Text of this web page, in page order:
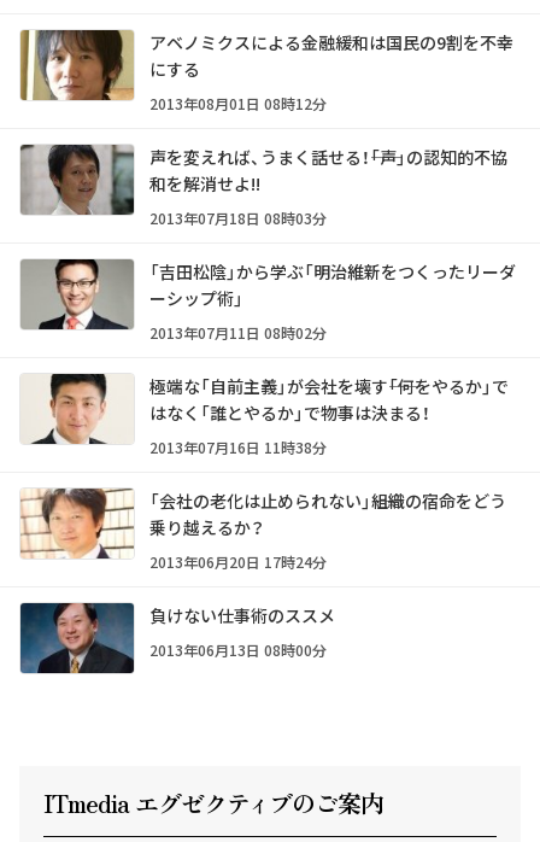
アベノミクスによる金融緩和は国民の9割を不幸
にする
2013年08月01日 08時12分
声を変えれば、うまく話せる！――「声」の認知的不協
和を解消せよ!!
2013年07月18日 08時03分
「吉田松陰」から学ぶ「明治維新をつくったリーダ
ーシップ術」
2013年07月11日 08時02分
極端な「自前主義」が会社を壊す――「何をやるか」で
はなく「誰とやるか」で物事は決まる！
2013年07月16日 11時38分
「会社の老化は止められない」――組織の宿命をどう
乗り越えるか？
2013年06月20日 17時24分
負けない仕事術のススメ
2013年06月13日 08時00分
ITmedia エグゼクティ ブのご案内